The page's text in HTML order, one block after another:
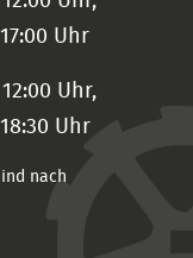
Uhr
Uhr,
Uhr
nach